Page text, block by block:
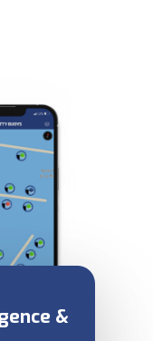
&